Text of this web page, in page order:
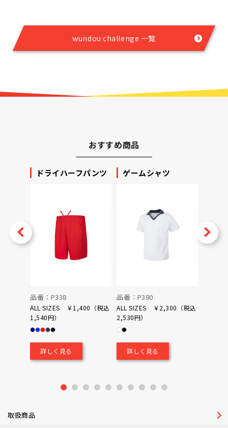
wundou challenge 一覧
おすすめ商品
ドライハーフパンツ
品番：P338
ALL SIZES ￥1,400（税込
1,540円）
詳しく見る
ゲームシャツ
品番：P380
ALL SIZES ￥2,300（税込
2,530円）
詳しく見る
3 4 5 6 7 8 9 10
Next
取扱商品